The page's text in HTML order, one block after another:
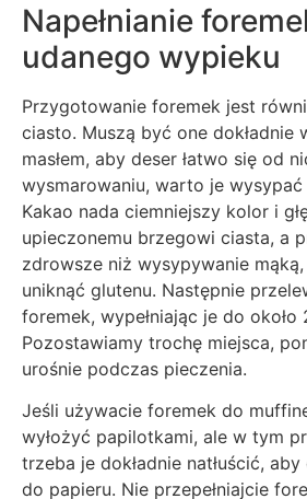
Napełnianie
udanego wypieku
Przygotowanie foremek jest
ciasto. Muszą być one dokładnie
masłem, aby deser łatwo się od
wysmarowaniu, warto je
Kakao nada ciemniejszy kolor i
upieczonemu brzegowi ciasta, a
zdrowsze niż wysypywanie
uniknąć glutenu. Następnie
foremek, wypełniając je do
Pozostawiamy trochę miejsca,
urośnie podczas pieczenia.
Jeśli używacie foremek do
wyłożyć papilotkami, ale w tym
trzeba je dokładnie natłuścić,
do papieru. Nie przepełniajcie